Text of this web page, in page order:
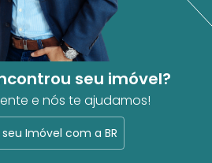
seu imóvel?
e nós te ajudamos!
Imóvel com a BR